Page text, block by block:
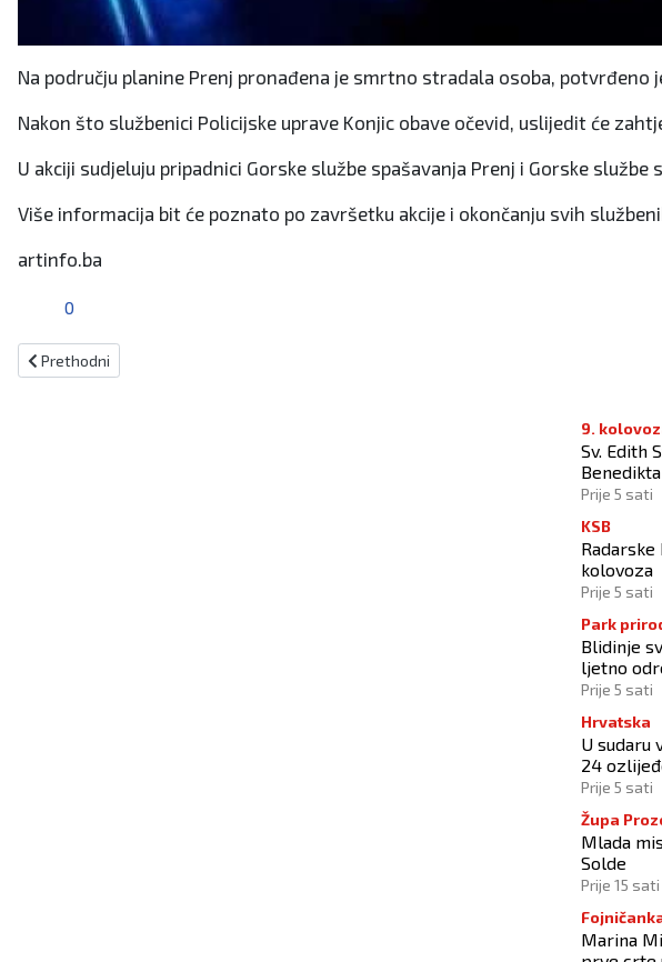
Na području planine Prenj pronađena je smrtno stradala osoba, potvrđeno
Nakon što službenici Policijske uprave Konjic obave očevid, uslijedit će
U akciji sudjeluju pripadnici Gorske službe spašavanja Prenj i Gorske
Više informacija bit će poznato po završetku akcije i okončanju svih
artinfo.ba
0
Prethodni članak: U rijeci se utopio maloljetnik
Prethodni
9.
Sv. Edith
Prije 5 sati
KSB
kolovoza
Prije 5 sati
Park
Blidinje
ljetno
raste uz
Prije 5 sati
Hrvatska
U sudaru
24
zadržano
Prije 5 sati
Župa
Mlada
Solde
Prije 15 sati
adresom
Marina